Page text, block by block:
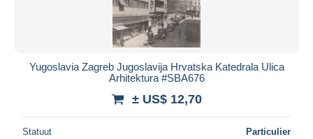
Yugoslavia Zagreb Jugoslavija Hrvatska Katedrala Ulica
Arhitektura #SBA676
± US$ 12,70
Statuut Particulier